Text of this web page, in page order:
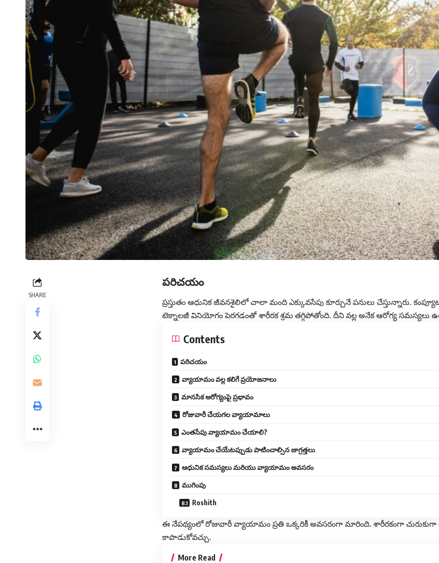
SHARE
పరిచయం
ప్రస్తుతం ఆధునిక జీవనశైలిలో చాలా మంది ఎక్కువసేపు కూర్చునే పనులు చేస్తున్నారు.
టెక్నాలజీ వినియోగం పెరగడంతో శారీరక శ్రమ తగ్గిపోతోంది. దీని వల్ల అనేక ఆరోగ్య సమస్యలు
Contents
పరిచయం
వ్యాయామం వల్ల కలిగే ప్రయోజనాలు
మానసిక ఆరోగ్యంపై ప్రభావం
రోజువారీ చేయగల వ్యాయామాలు
ఎంతసేపు వ్యాయామం చేయాలి?
వ్యాయామం చేయేటప్పుడు పాటించాల్సిన జాగ్రత్తలు
ఆధునిక సమస్యలు మరియు వ్యాయామం అవసరం
ముగింపు
Roshith
ఈ నేపథ్యంలో రోజువారీ వ్యాయామం ప్రతి ఒక్కరికీ అవసరంగా మారింది. శారీరకంగా
కాపాడుకోవచ్చు.
More Read